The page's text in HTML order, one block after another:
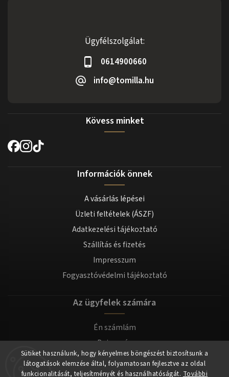
Sütiket használunk, hogy kényelmes böngészést biztosítsunk a
látogatások elemzése által, folyamatosan fejlesztve az oldal
funkcionalitását, teljesítményét és használhatóságát. További
Ügyfélszolgálat:
0614900660
info@tomilla.hu
Kövess minket
Információk önnek
A vásárlás lépései
Üzleti feltételek (ÁSZF)
Adatkezelési tájékoztató
Szállítás és fizetés
Impresszum
Fogyasztóvédelmi tájékoztató
Az ügyfelek számára
Én számlám
Bejegyzés
Bejelentkezés